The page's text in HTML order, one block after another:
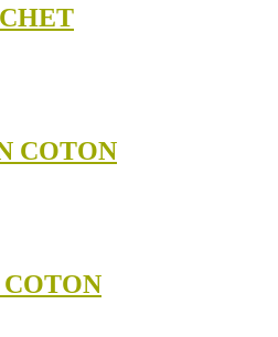
COTON
COTON